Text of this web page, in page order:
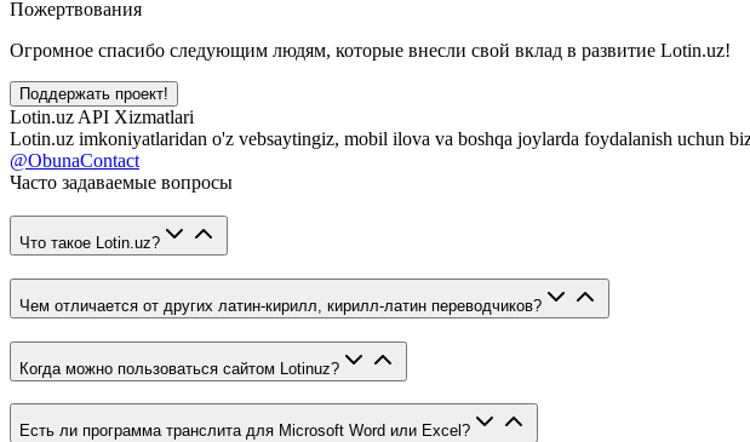
Пожертвования
Огромное спасибо следующим людям, которые внесли свой вклад в развитие Lotin.uz!
Поддержать проект!
Lotin.uz API Xizmatlari
Lotin.uz imkoniyatlaridan o'z vebsaytingiz, mobil ilova va boshqa joylarda foydalanish uchun
@ObunaContact
Часто задаваемые вопросы
Что такое Lotin.uz?
Чем отличается от других латин-кирилл, кирилл-латин переводчиков?
Когда можно пользоваться сайтом Lotinuz?
Есть ли программа транслита для Microsoft Word или Excel?